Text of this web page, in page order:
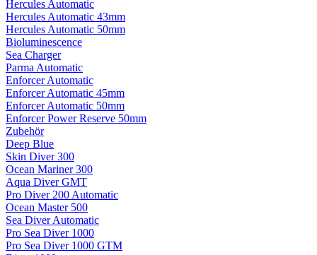
Hercules Automatic
Hercules Automatic 43mm
Hercules Automatic 50mm
Bioluminescence
Sea Charger
Parma Automatic
Enforcer Automatic
Enforcer Automatic 45mm
Enforcer Automatic 50mm
Enforcer Power Reserve 50mm
Zubehör
Deep Blue
Skin Diver 300
Ocean Mariner 300
Aqua Diver GMT
Pro Diver 200 Automatic
Ocean Master 500
Sea Diver Automatic
Pro Sea Diver 1000
Pro Sea Diver 1000 GTM